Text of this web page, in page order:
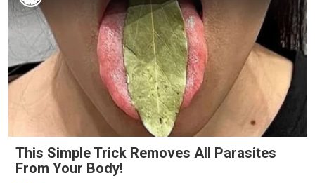
This Simple Trick Removes All Parasites
From Your Body!